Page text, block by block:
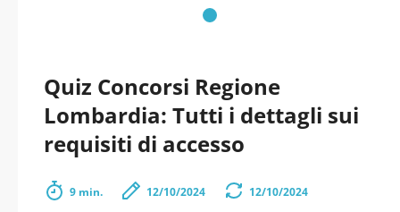
Quiz Concorsi Regione
Lombardia: Tutti i dettagli sui
requisiti di accesso
9 min. 12/10/2024 12/10/2024